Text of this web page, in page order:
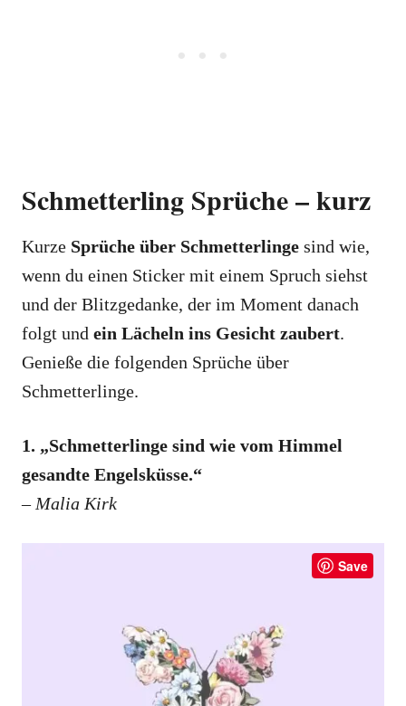
Schmetterling Sprüche – kurz
Kurze Sprüche über Schmetterlinge sind wie,
wenn du einen Sticker mit einem Spruch siehst
und der Blitzgedanke, der im Moment danach
folgt und ein Lächeln ins Gesicht zaubert.
Genieße die folgenden Sprüche über
Schmetterlinge.
1. „Schmetterlinge sind wie vom Himmel
gesandte Engelsküsse.“
– Malia Kirk
Save